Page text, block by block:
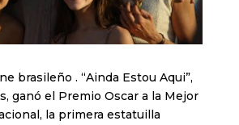
brasileño . “Ainda Estou Aqui”,
ganó el Premio Oscar a la Mejor
la primera estatuilla